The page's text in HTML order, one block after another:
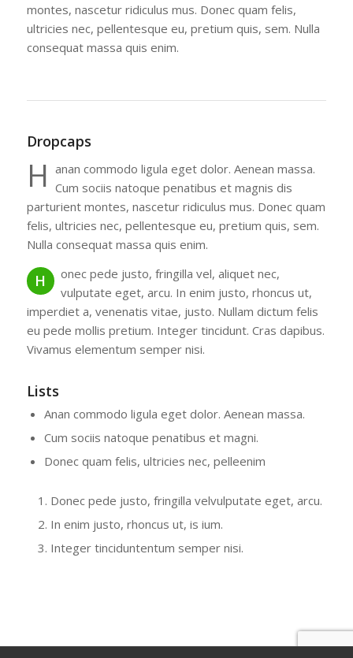
montes, nascetur ridiculus mus. Donec quam felis,
ultricies nec, pellentesque eu, pretium quis, sem. Nulla
consequat massa quis enim.
Dropcaps
H anan commodo ligula eget dolor. Aenean massa.
Cum sociis natoque penatibus et magnis dis
parturient montes, nascetur ridiculus mus. Donec quam
felis, ultricies nec, pellentesque eu, pretium quis, sem.
Nulla consequat massa quis enim.
H
onec pede justo, fringilla vel, aliquet nec,
vulputate eget, arcu. In enim justo, rhoncus ut,
imperdiet a, venenatis vitae, justo. Nullam dictum felis
eu pede mollis pretium. Integer tincidunt. Cras dapibus.
Vivamus elementum semper nisi.
Lists
Anan commodo ligula eget dolor. Aenean massa.
Cum sociis natoque penatibus et magni.
Donec quam felis, ultricies nec, pelleenim
Donec pede justo, fringilla velvulputate eget, arcu.
In enim justo, rhoncus ut, is ium.
Integer tinciduntentum semper nisi.